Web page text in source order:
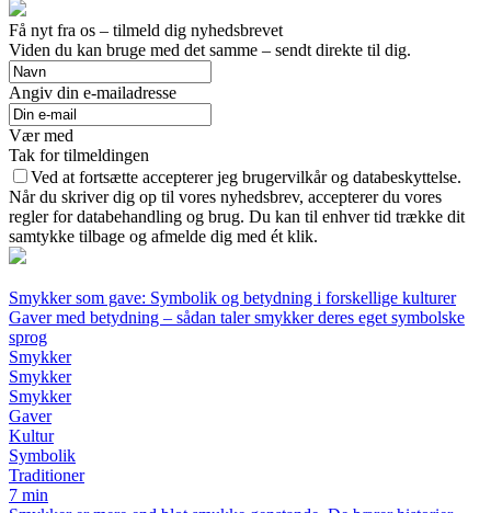
Få nyt fra os – tilmeld dig nyhedsbrevet
Viden du kan bruge med det samme – sendt direkte til dig.
Angiv din e-mailadresse
Vær med
Tak for tilmeldingen
Ved at fortsætte accepterer jeg brugervilkår og databeskyttelse.
Når du skriver dig op til vores nyhedsbrev, accepterer du vores
regler for databehandling og brug. Du kan til enhver tid trække dit
samtykke tilbage og afmelde dig med ét klik.
Smykker som gave: Symbolik og betydning i forskellige kulturer
Gaver med betydning – sådan taler smykker deres eget symbolske
sprog
Smykker
Smykker
Smykker
Gaver
Kultur
Symbolik
Traditioner
7 min